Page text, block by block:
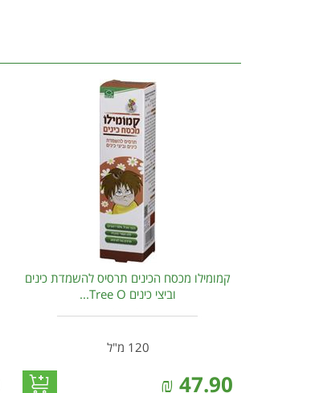
קמומילו מכסח הכינים תרסיס להשמדת כינים
וביצי כינים Tree O...
120 מ"ל
47.90
₪